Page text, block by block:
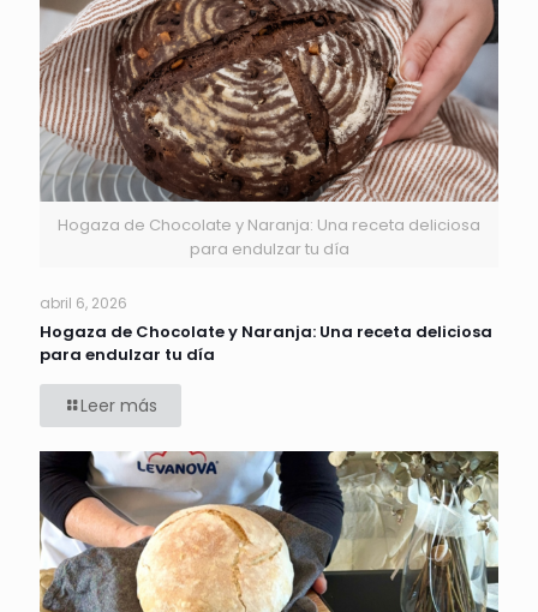
Hogaza de Chocolate y Naranja: Una receta deliciosa
para endulzar tu día
abril 6, 2026
Hogaza de Chocolate y Naranja: Una receta deliciosa
para endulzar tu día
Leer más